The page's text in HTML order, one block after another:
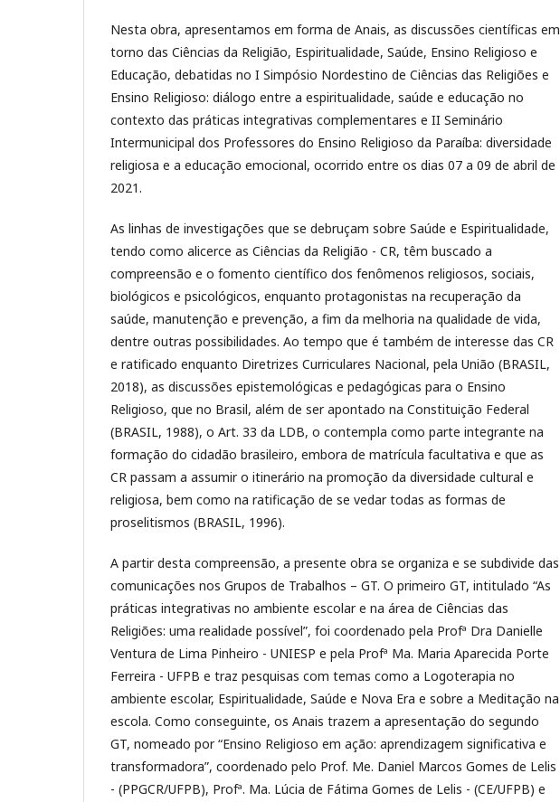
Nesta obra, apresentamos em forma de Anais, as discussões científicas em
torno das Ciências da Religião, Espiritualidade, Saúde, Ensino Religioso e
Educação, debatidas no I Simpósio Nordestino de Ciências das Religiões e
Ensino Religioso: diálogo entre a espiritualidade, saúde e educação no
contexto das práticas integrativas complementares e II Seminário
Intermunicipal dos Professores do Ensino Religioso da Paraíba: diversidade
religiosa e a educação emocional, ocorrido entre os dias 07 a 09 de abril de
2021.
As linhas de investigações que se debruçam sobre Saúde e Espiritualidade,
tendo como alicerce as Ciências da Religião - CR, têm buscado a
compreensão e o fomento científico dos fenômenos religiosos, sociais,
biológicos e psicológicos, enquanto protagonistas na recuperação da
saúde, manutenção e prevenção, a fim da melhoria na qualidade de vida,
dentre outras possibilidades. Ao tempo que é também de interesse das CR
e ratificado enquanto Diretrizes Curriculares Nacional, pela União (BRASIL,
2018), as discussões epistemológicas e pedagógicas para o Ensino
Religioso, que no Brasil, além de ser apontado na Constituição Federal
(BRASIL, 1988), o Art. 33 da LDB, o contempla como parte integrante na
formação do cidadão brasileiro, embora de matrícula facultativa e que as
CR passam a assumir o itinerário na promoção da diversidade cultural e
religiosa, bem como na ratificação de se vedar todas as formas de
proselitismos (BRASIL, 1996).
A partir desta compreensão, a presente obra se organiza e se subdivide das
comunicações nos Grupos de Trabalhos – GT. O primeiro GT, intitulado “As
práticas integrativas no ambiente escolar e na área de Ciências das
Religiões: uma realidade possível”, foi coordenado pela Profª Dra Danielle
Ventura de Lima Pinheiro - UNIESP e pela Profª Ma. Maria Aparecida Porte
Ferreira - UFPB e traz pesquisas com temas como a Logoterapia no
ambiente escolar, Espiritualidade, Saúde e Nova Era e sobre a Meditação na
escola. Como conseguinte, os Anais trazem a apresentação do segundo
GT, nomeado por “Ensino Religioso em ação: aprendizagem significativa e
transformadora”, coordenado pelo Prof. Me. Daniel Marcos Gomes de Lelis
- (PPGCR/UFPB), Profª. Ma. Lúcia de Fátima Gomes de Lelis - (CE/UFPB) e